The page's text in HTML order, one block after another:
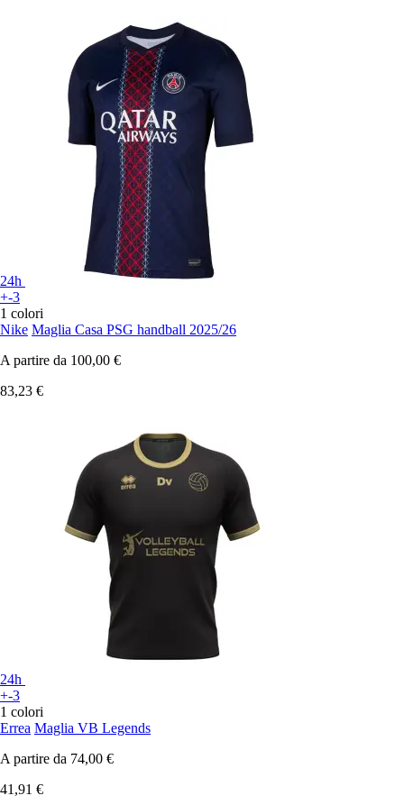
24h
+-3
1 colori
Nike Maglia Casa PSG handball 2025/26
A partire da 100,00 €
83,23 €
24h
+-3
1 colori
Errea Maglia VB Legends
A partire da 74,00 €
41,91 €